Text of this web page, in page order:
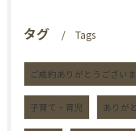
タグ Tags
ご成約ありがとうござい
子育て・育児 ありが